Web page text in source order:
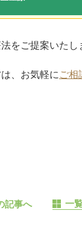
をご提案いたし
、お気軽に ご相
記事へ 一